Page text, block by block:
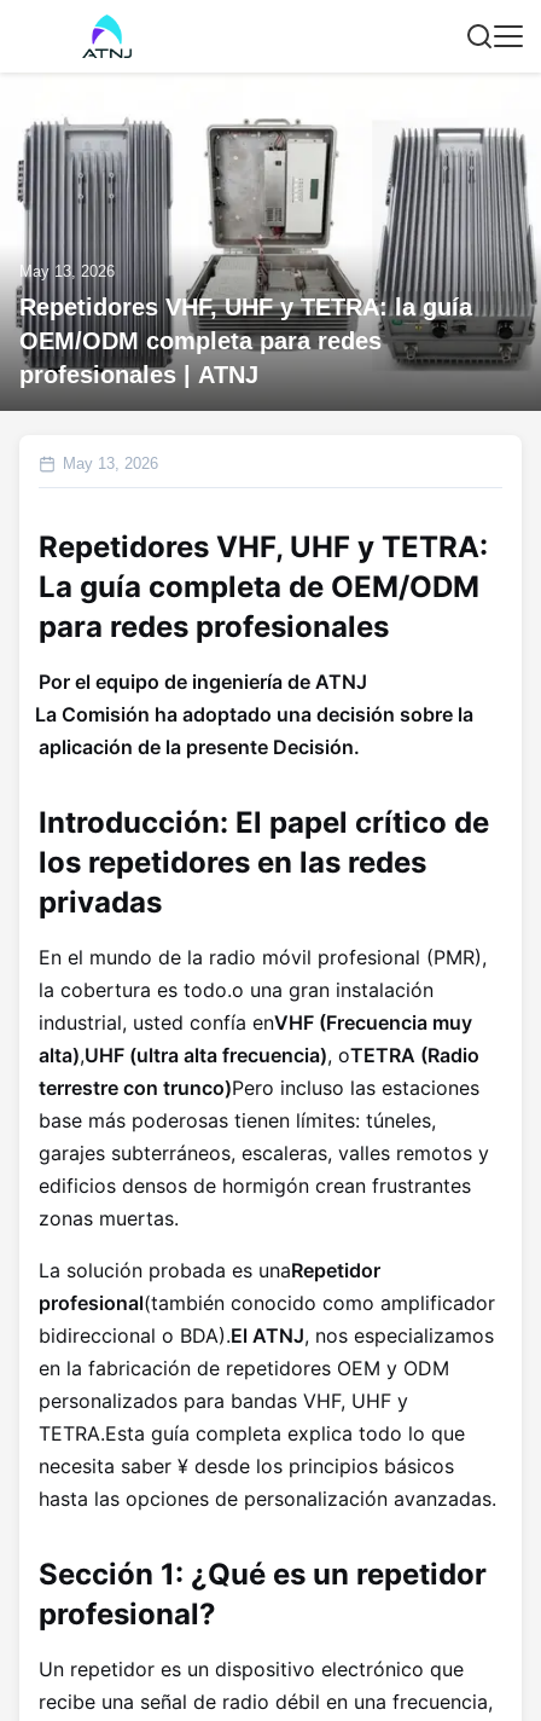
May 13, 2026
Repetidores VHF, UHF y TETRA: la guía
OEM/ODM completa para redes
profesionales | ATNJ
May 13, 2026
Repetidores VHF, UHF y TETRA:
La guía completa de OEM/ODM
para redes profesionales
Por el equipo de ingeniería de ATNJ
La Comisión ha adoptado una decisión sobre la
aplicación de la presente Decisión.
Introducción: El papel crítico de
los repetidores en las redes
privadas
En el mundo de la radio móvil profesional (PMR),
la cobertura es todo.o una gran instalación
industrial, usted confía enVHF (Frecuencia muy
alta),UHF (ultra alta frecuencia), oTETRA (Radio
terrestre con trunco)Pero incluso las estaciones
base más poderosas tienen límites: túneles,
garajes subterráneos, escaleras, valles remotos y
edificios densos de hormigón crean frustrantes
zonas muertas.
La solución probada es unaRepetidor
profesional(también conocido como amplificador
bidireccional o BDA).El ATNJ, nos especializamos
en la fabricación de repetidores OEM y ODM
personalizados para bandas VHF, UHF y
TETRA.Esta guía completa explica todo lo que
necesita saber ¥ desde los principios básicos
hasta las opciones de personalización avanzadas.
Sección 1: ¿Qué es un repetidor
profesional?
Un repetidor es un dispositivo electrónico que
recibe una señal de radio débil en una frecuencia,